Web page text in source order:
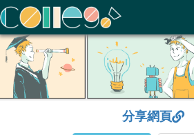
ColleGo! 大學選才與高中育才輔助系統
分享網頁